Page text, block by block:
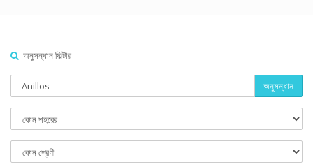
অনুসন্ধান ফিল্টার
অনুসন্ধান